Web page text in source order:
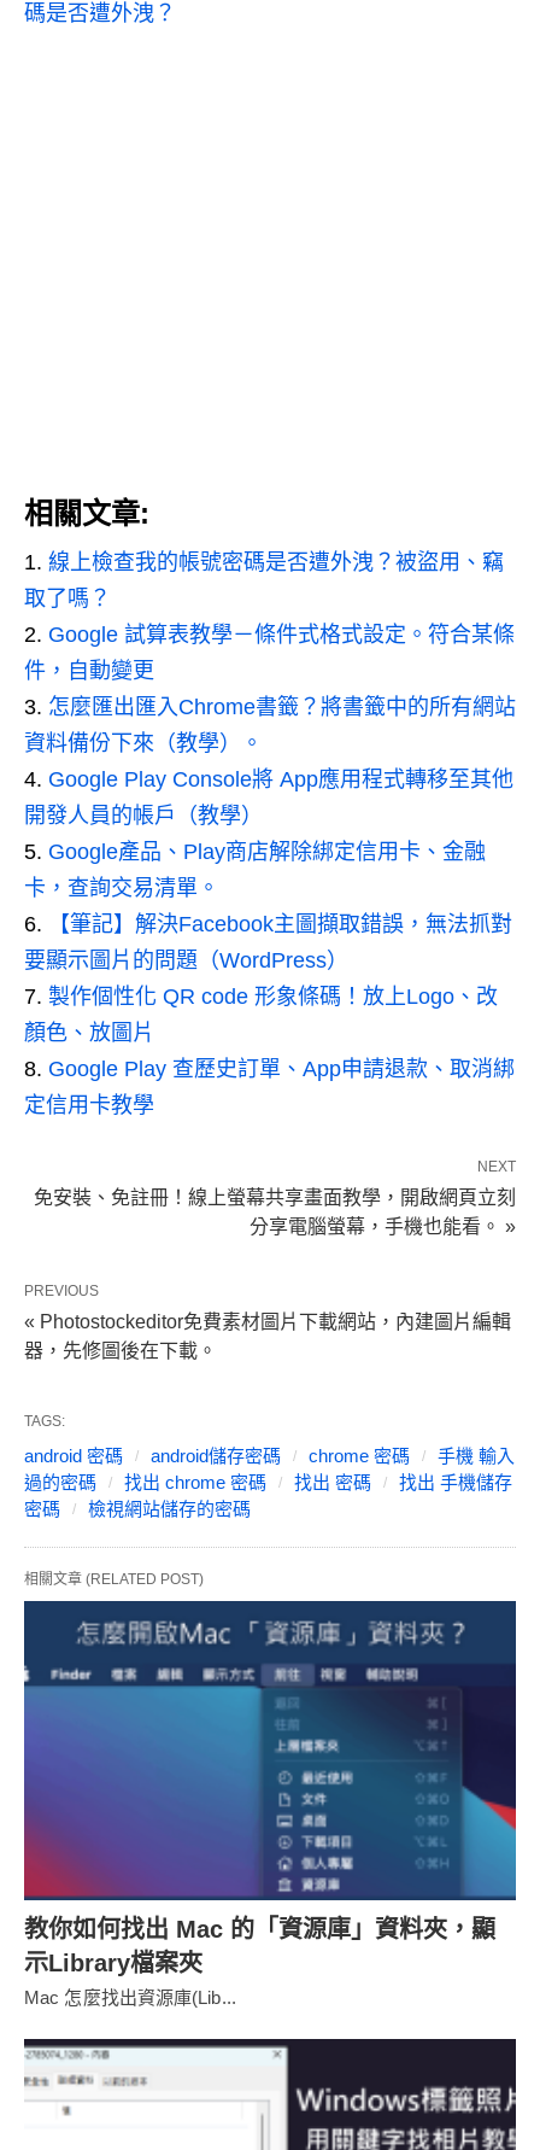
碼是否遭外洩？
相關文章:
線上檢查我的帳號密碼是否遭外洩？被盜用、竊
取了嗎？
Google 試算表教學－條件式格式設定。符合某條
件，自動變更
怎麼匯出匯入Chrome書籤？將書籤中的所有網站
資料備份下來（教學）。
Google Play Console將 App應用程式轉移至其他
開發人員的帳戶（教學）
Google產品、Play商店解除綁定信用卡、金融
卡，查詢交易清單。
【筆記】解決Facebook主圖擷取錯誤，無法抓對
要顯示圖片的問題（WordPress）
製作個性化 QR code 形象條碼！放上Logo、改
顏色、放圖片
Google Play 查歷史訂單、App申請退款、取消綁
定信用卡教學
NEXT
免安裝、免註冊！線上螢幕共享畫面教學，開啟網頁立刻
分享電腦螢幕，手機也能看。 »
PREVIOUS
« Photostockeditor免費素材圖片下載網站，內建圖片編輯
器，先修圖後在下載。
TAGS:
android 密碼 android儲存密碼 chrome 密碼
手機 輸入
過的密碼
找出 chrome 密碼 找出 密碼
找出 手機儲存
密碼
檢視網站儲存的密碼
相關文章 (RELATED POST)
教你如何找出 Mac 的「資源庫」資料夾，顯
示Library檔案夾
Mac 怎麼找出資源庫(Lib...